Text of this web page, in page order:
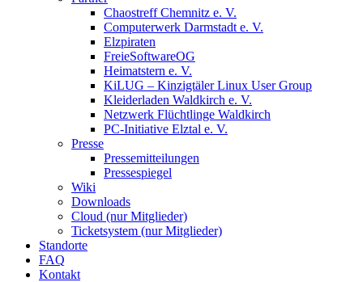
Chaostreff Chemnitz e. V.
Computerwerk Darmstadt e. V.
Elzpiraten
FreieSoftwareOG
Heimatstern e. V.
KiLUG – Kinzigtäler Linux User Group
Kleiderladen Waldkirch e. V.
Netzwerk Flüchtlinge Waldkirch
PC-Initiative Elztal e. V.
Presse
Pressemitteilungen
Pressespiegel
Wiki
Downloads
Cloud (nur Mitglieder)
Ticketsystem (nur Mitglieder)
Standorte
FAQ
Kontakt